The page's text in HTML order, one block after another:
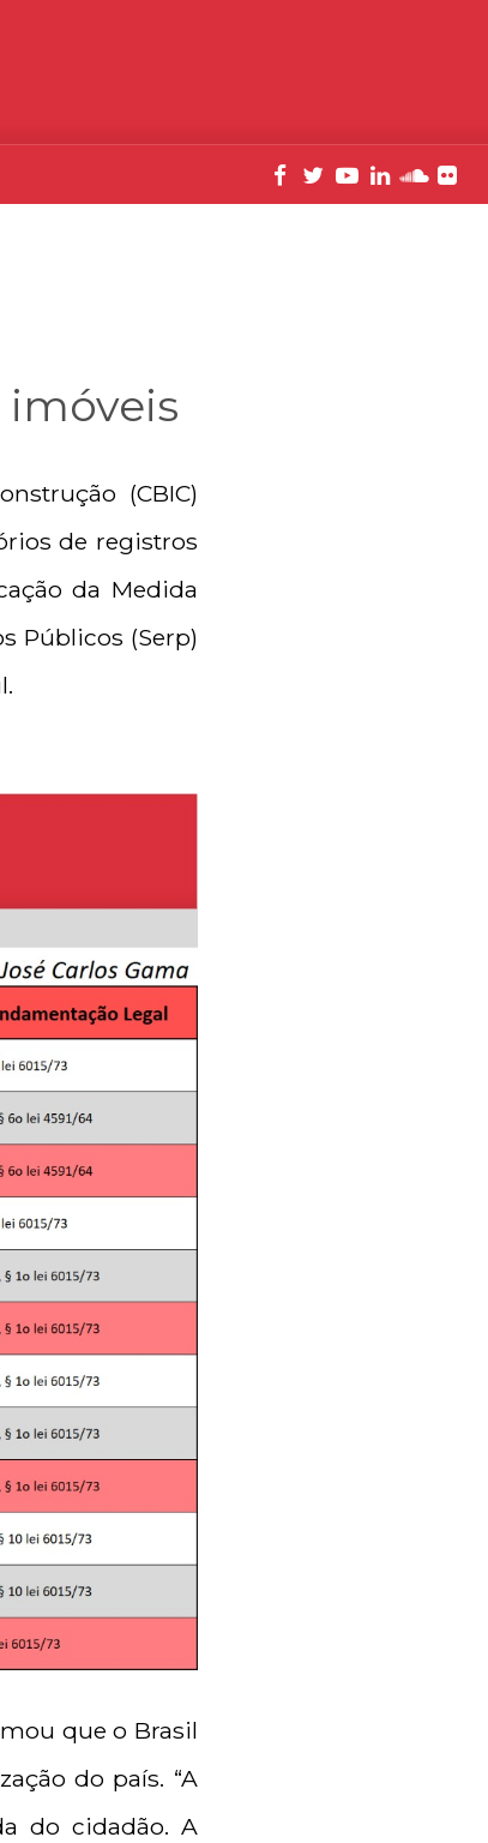
imóveis
(CBIC)
de registros
da Medida
Públicos (Serp)
que o Brasil
do país. “A
do cidadão. A